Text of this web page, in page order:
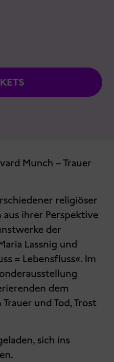
Munch – Trauer
religiöser
ihrer Perspektive
der
Lassnig und
= Lebensfluss«. Im
dem
und Tod, Trost
sich ins